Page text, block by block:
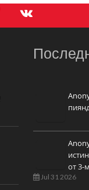
от 3-
Jul 31 2026